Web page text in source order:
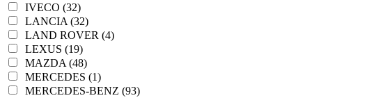
IVECO (32)
LANCIA (32)
LAND ROVER (4)
LEXUS (19)
MAZDA (48)
MERCEDES (1)
MERCEDES-BENZ (93)